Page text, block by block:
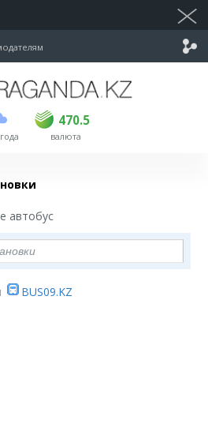
470.5
покупка продажа
468.5 470.5
валюта
автобус
BUS09.KZ